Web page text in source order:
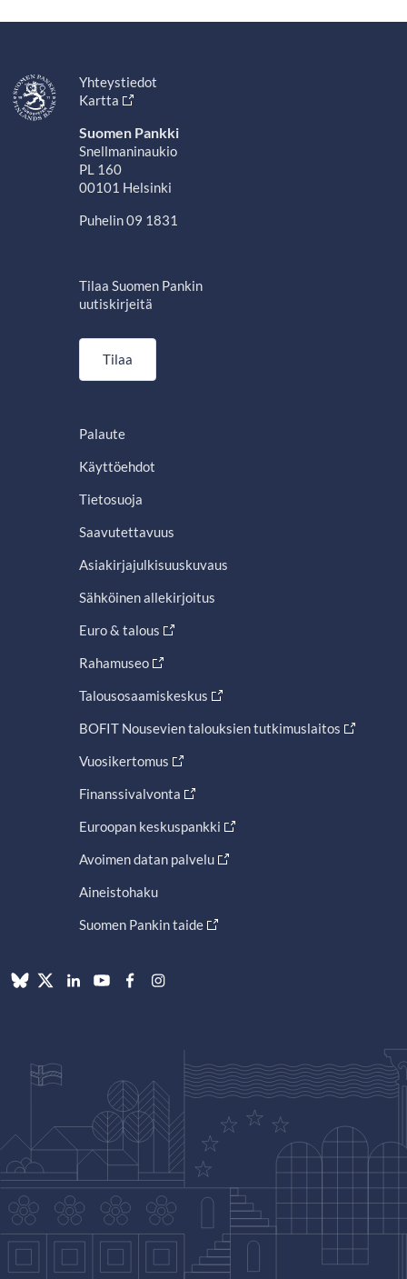
Yhteystiedot
Kartta
Suomen Pankki
Snellmaninaukio
PL 160
00101 Helsinki
Puhelin 09 1831
Tilaa Suomen Pankin
uutiskirjeitä
Tilaa
Palaute
Käyttöehdot
Tietosuoja
Saavutettavuus
Asiakirjajulkisuuskuvaus
Sähköinen allekirjoitus
Euro & talous
Rahamuseo
Talousosaamiskeskus
BOFIT Nousevien talouksien tutkimuslaitos
Vuosikertomus
Finanssivalvonta
Euroopan keskuspankki
Avoimen datan palvelu
Aineistohaku
Suomen Pankin taide